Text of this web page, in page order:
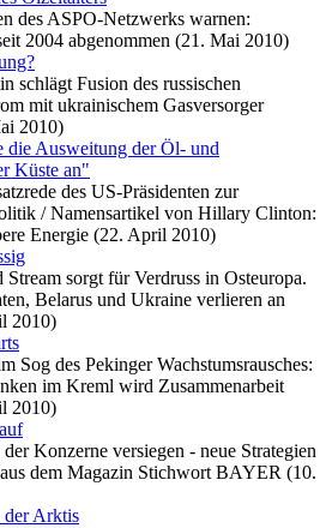
des ASPO-Netzwerks warnen:
2004 abgenommen (21. Mai 2010)
schlägt Fusion des russischen
mit ukrainischem Gasversorger
2010)
die Ausweitung der Öl- und
Küste an"
des US-Präsidenten zur
/ Namensartikel von Hillary Clinton:
Energie (22. April 2010)
sorgt für Verdruss in Osteuropa.
Belarus und Ukraine verlieren an
2010)
Sog des Pekinger Wachstumsrausches:
im Kreml wird Zusammenarbeit
2010)
Konzerne versiegen - neue Strategien
dem Magazin Stichwort BAYER (10.
der Arktis